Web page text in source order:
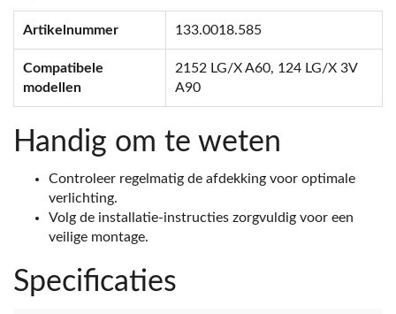
Artikelnummer 133.0018.585
Compatibele
modellen
2152 LG/X A60, 124 LG/X 3V
A90
Handig om te weten
Controleer regelmatig de afdekking voor optimale
verlichting.
Volg de installatie-instructies zorgvuldig voor een
veilige montage.
Specificaties